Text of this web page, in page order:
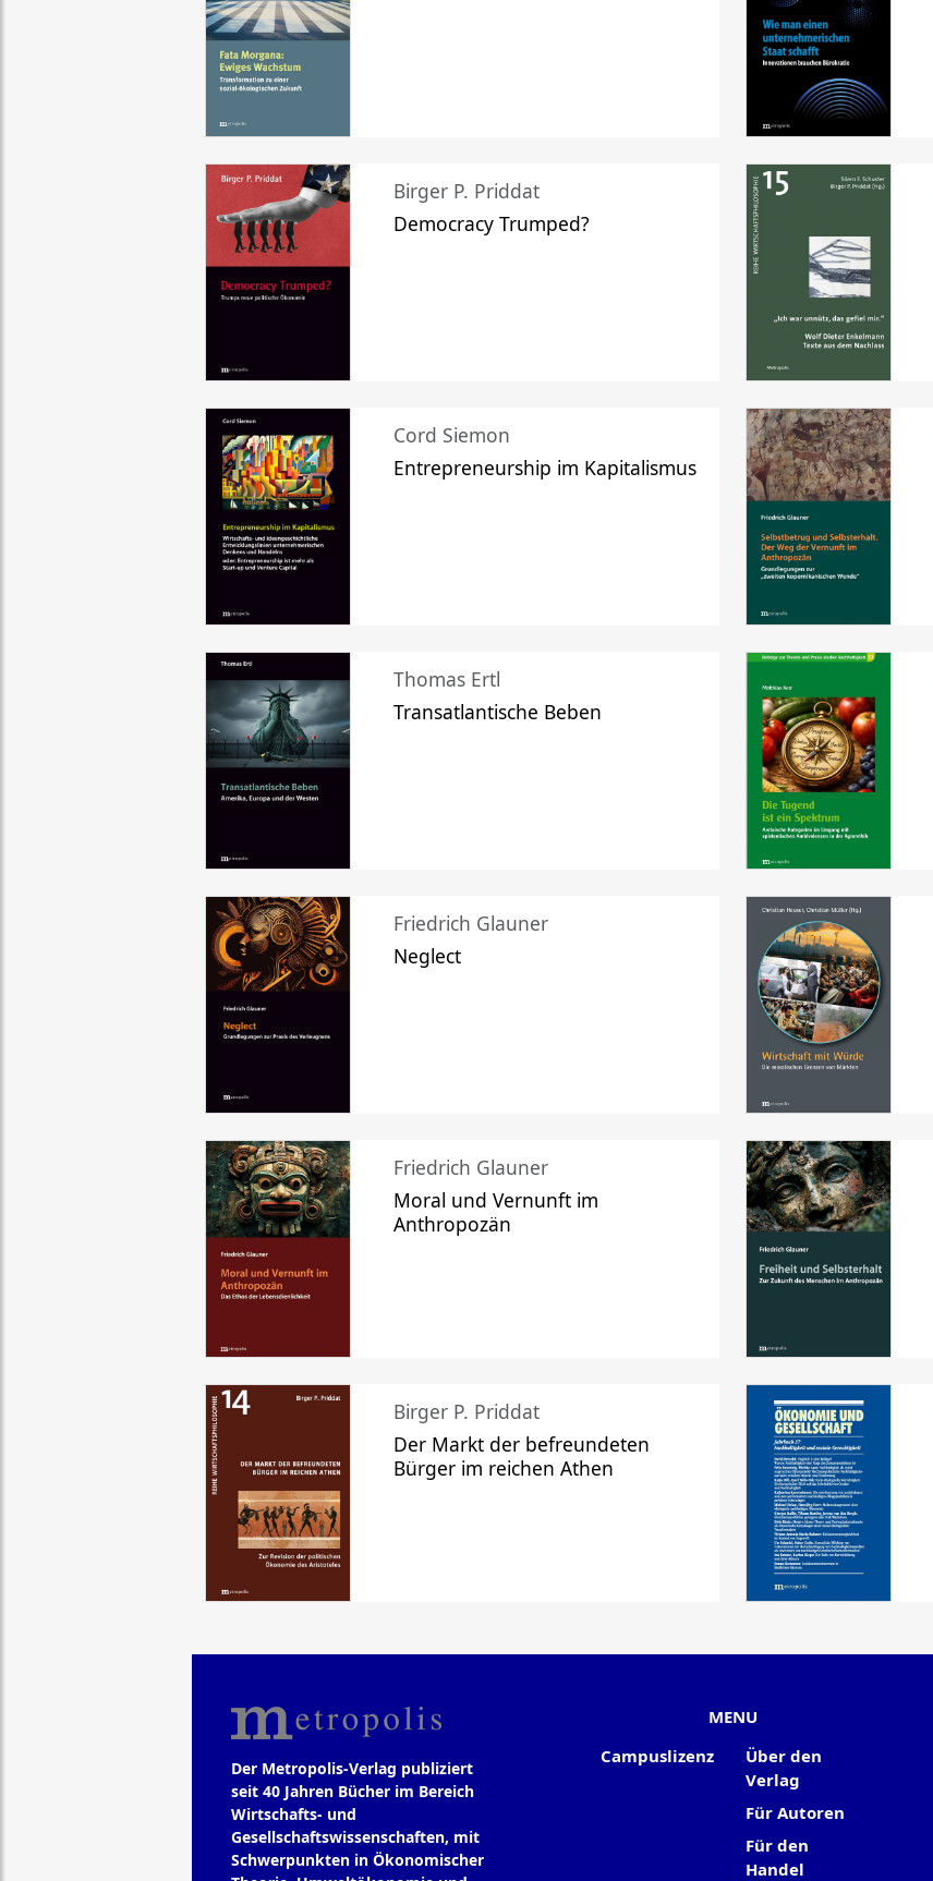
Birger P. Priddat
Democracy Trumped?
Cord Siemon
Entrepreneurship im Kapitalismus
Thomas Ertl
Transatlantische Beben
Friedrich Glauner
Neglect
Friedrich Glauner
Moral und Vernunft im
Anthropozän
Birger P. Priddat
Der Markt der befreundeten
Bürger im reichen Athen
Der Metropolis-Verlag publiziert
seit 40 Jahren Bücher im Bereich
Wirtschafts- und
Gesellschaftswissenschaften, mit
Schwerpunkten in Ökonomischer
MENU
Campuslizenz
Über den
Verlag
Für Autoren
Für den
Handel